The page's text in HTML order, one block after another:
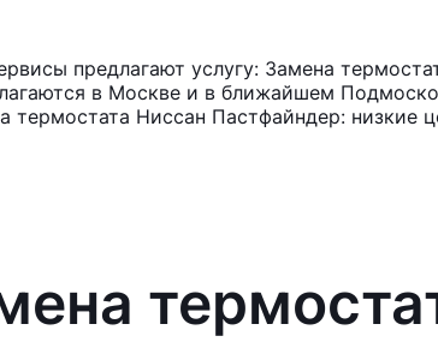
предлагают услугу: Замена
в Москве и в ближайшем
термостата Ниссан Пастфайндер: низкие